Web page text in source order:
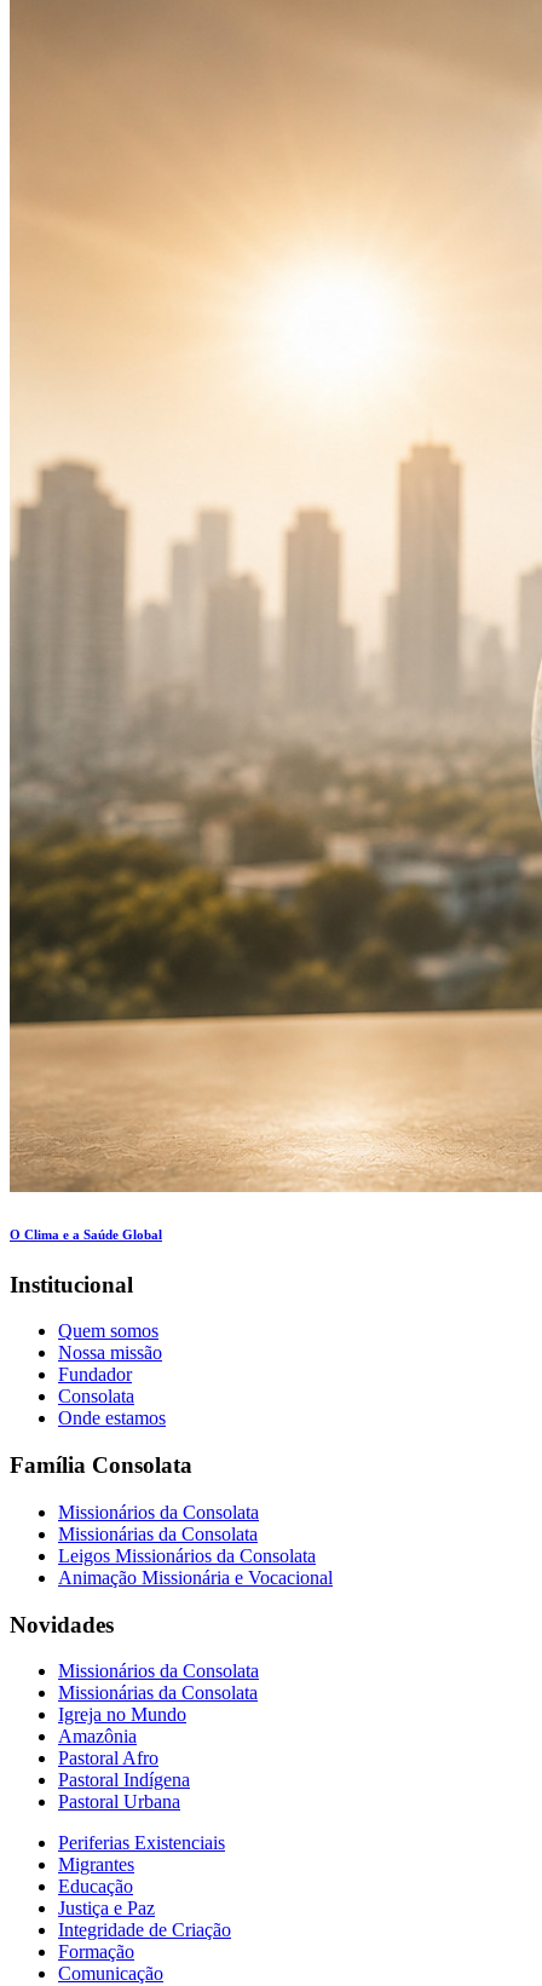
O Clima e a Saúde Global
Institucional
Quem somos
Nossa missão
Fundador
Consolata
Onde estamos
Família Consolata
Missionários da Consolata
Missionárias da Consolata
Leigos Missionários da Consolata
Animação Missionária e Vocacional
Novidades
Missionários da Consolata
Missionárias da Consolata
Igreja no Mundo
Amazônia
Pastoral Afro
Pastoral Indígena
Pastoral Urbana
Periferias Existenciais
Migrantes
Educação
Justiça e Paz
Integridade de Criação
Formação
Comunicação